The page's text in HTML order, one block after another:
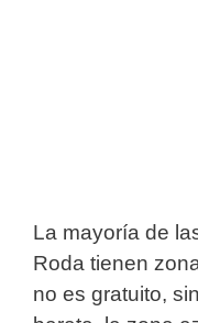
La mayoría de
Roda tienen
no es gratuito,